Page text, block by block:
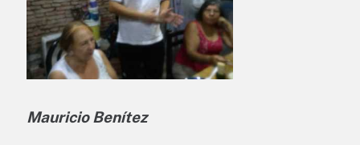
Mauricio Benítez